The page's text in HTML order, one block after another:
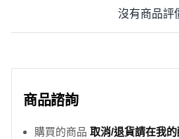
沒有商品評
商品諮詢
購買的商品 取消/退貨請在我